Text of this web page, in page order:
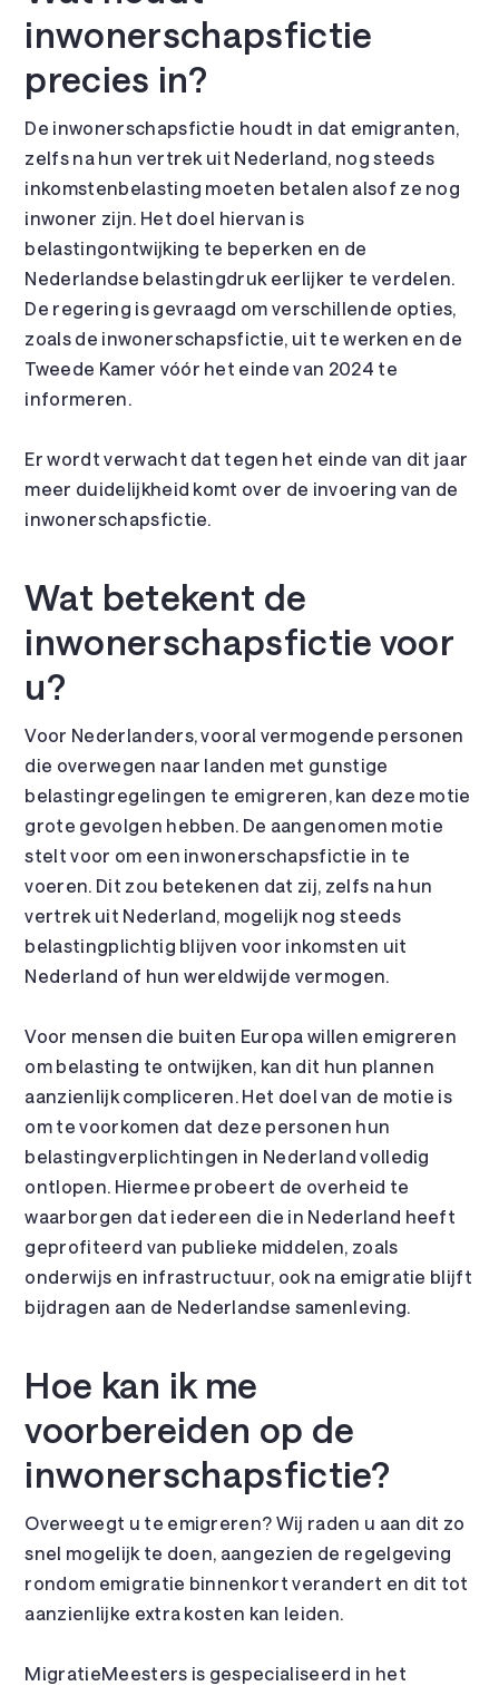
inwonerschapsfictie
precies in?
De inwonerschapsfictie houdt in dat emigranten,
zelfs na hun vertrek uit Nederland, nog steeds
inkomstenbelasting moeten betalen alsof ze nog
inwoner zijn. Het doel hiervan is
belastingontwijking te beperken en de
Nederlandse belastingdruk eerlijker te verdelen.
De regering is gevraagd om verschillende opties,
zoals de inwonerschapsfictie, uit te werken en de
Tweede Kamer vóór het einde van 2024 te
informeren.
Er wordt verwacht dat tegen het einde van dit jaar
meer duidelijkheid komt over de invoering van de
inwonerschapsfictie.
Wat betekent de
inwonerschapsfictie voor
u?
Voor Nederlanders, vooral vermogende personen
die overwegen naar landen met gunstige
belastingregelingen te emigreren, kan deze motie
grote gevolgen hebben. De aangenomen motie
stelt voor om een inwonerschapsfictie in te
voeren. Dit zou betekenen dat zij, zelfs na hun
vertrek uit Nederland, mogelijk nog steeds
belastingplichtig blijven voor inkomsten uit
Nederland of hun wereldwijde vermogen.
Voor mensen die buiten Europa willen emigreren
om belasting te ontwijken, kan dit hun plannen
aanzienlijk compliceren. Het doel van de motie is
om te voorkomen dat deze personen hun
belastingverplichtingen in Nederland volledig
ontlopen. Hiermee probeert de overheid te
waarborgen dat iedereen die in Nederland heeft
geprofiteerd van publieke middelen, zoals
onderwijs en infrastructuur, ook na emigratie blijft
bijdragen aan de Nederlandse samenleving.
Hoe kan ik me
voorbereiden op de
inwonerschapsfictie?
Overweegt u te emigreren? Wij raden u aan dit zo
snel mogelijk te doen, aangezien de regelgeving
rondom emigratie binnenkort verandert en dit tot
aanzienlijke extra kosten kan leiden.
MigratieMeesters is gespecialiseerd in het